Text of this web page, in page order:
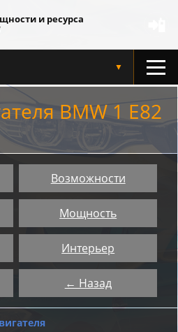
и ресурса
▼
BMW 1 E82
Возможности
Мощность
Интерьер
← Назад